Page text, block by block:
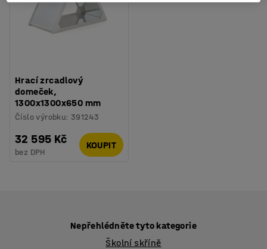
Hrací zrcadlový
domeček,
1300x1300x650 mm
Číslo výrobku:391243
32 595 Kč
bez DPH
KOUPIT
Nepřehlédněte tyto kategorie
Školní skříně